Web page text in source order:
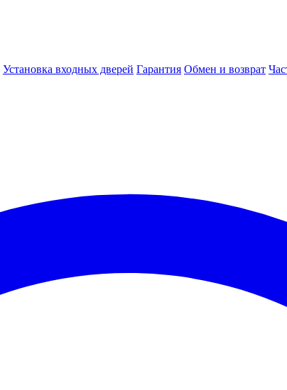
Установка входных дверей Гарантия Обмен и возврат